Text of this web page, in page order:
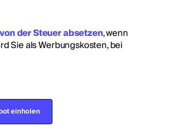
der Steuer absetzen, wenn
Sie als Werbungskosten, bei
einholen